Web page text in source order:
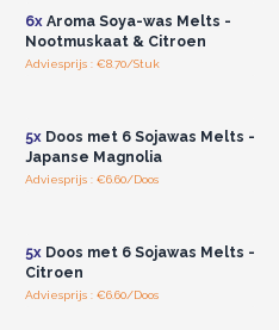
6xAroma Soya-was Melts -
Nootmuskaat & Citroen
Adviesprijs : €8.70/Stuk
5xDoos met 6 Sojawas Melts -
Japanse Magnolia
Adviesprijs : €6.60/Doos
5xDoos met 6 Sojawas Melts -
Citroen
Adviesprijs : €6.60/Doos